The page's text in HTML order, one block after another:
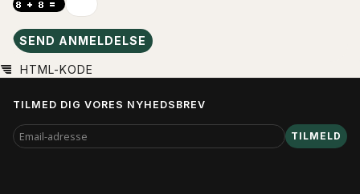
SEND ANMELDELSE
HTML-KODE
TILMED DIG VORES NYHEDSBREV
EMAIL-
ADRESSE
TILMELD